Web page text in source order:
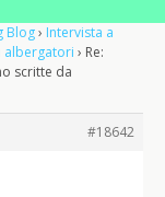
Blog› Intervista a
albergatori › Re:
scritte da
#18642